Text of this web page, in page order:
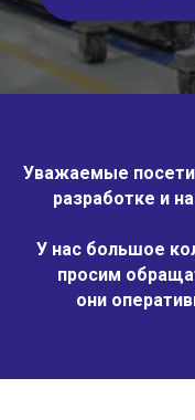
Уважаемые
разработке и
У нас большое
просим
они